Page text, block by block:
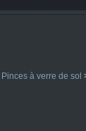
Pinces à verre de sol